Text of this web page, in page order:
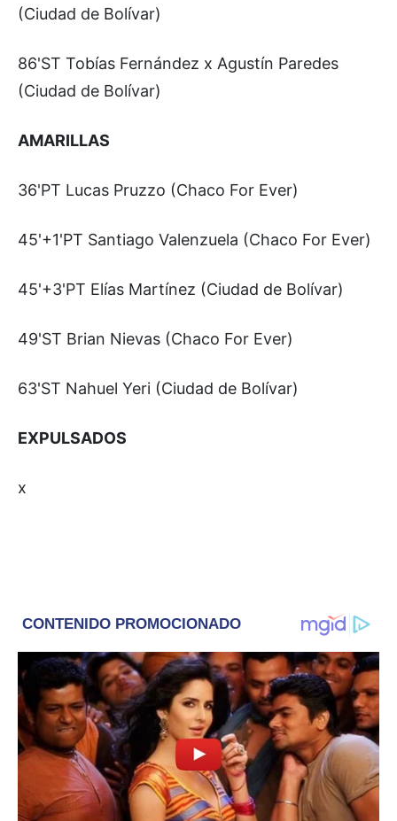
(Ciudad de Bolívar)
86'ST Tobías Fernández x Agustín Paredes
(Ciudad de Bolívar)
AMARILLAS
36'PT Lucas Pruzzo (Chaco For Ever)
45'+1'PT Santiago Valenzuela (Chaco For Ever)
45'+3'PT Elías Martínez (Ciudad de Bolívar)
49'ST Brian Nievas (Chaco For Ever)
63'ST Nahuel Yeri (Ciudad de Bolívar)
EXPULSADOS
x